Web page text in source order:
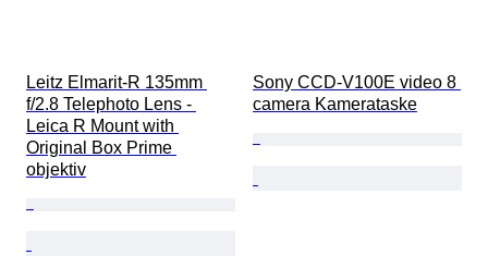
Leitz Elmarit-R 135mm
f/2.8 Telephoto Lens -
Leica R Mount with
Original Box Prime
objektiv
Sony CCD-V100E video 8
camera Kamerataske